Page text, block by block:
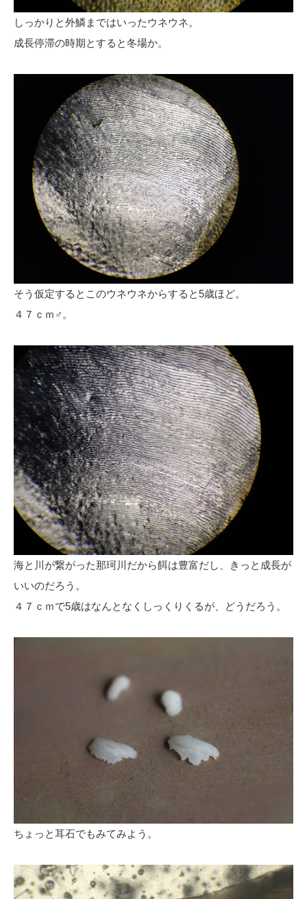
しっかりと外鱗まではいったウネウネ。
成長停滞の時期とすると冬場か。
そう仮定するとこのウネウネからすると5歳ほど。
４７ｃｍ♂。
海と川が繋がった那珂川だから餌は豊富だし、きっと成長が
いいのだろう。
４７ｃｍで5歳はなんとなくしっくりくるが、どうだろう。
ちょっと耳石でもみてみよう。